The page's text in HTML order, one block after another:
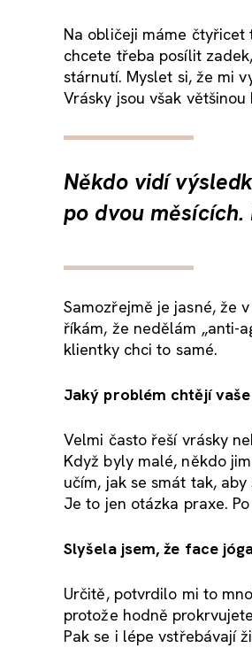
Na obličeji máme
chcete třeba posílit
stárnutí. Myslet si, že mi
Vrásky jsou však
Někdo vidí
po dvou
Samozřejmě je jasné, že
říkám, že nedělám „anti-
klientky chci to samé.
Jaký problém chtějí
Velmi často řeší vrásky
Když byly malé, někdo
učím, jak se smát tak,
Je to jen otázka praxe.
Slyšela jsem, že face
Určitě, potvrdilo mi to
protože hodně
Pak se i lépe vstřebávají